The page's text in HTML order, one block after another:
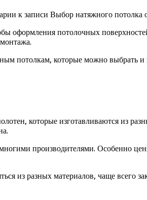
к записи Выбор натяжного потолка
оформления потолочных
потолкам, которые можно
которые изготавливаются из
производителями. Особенно
из разных материалов, чаще всего